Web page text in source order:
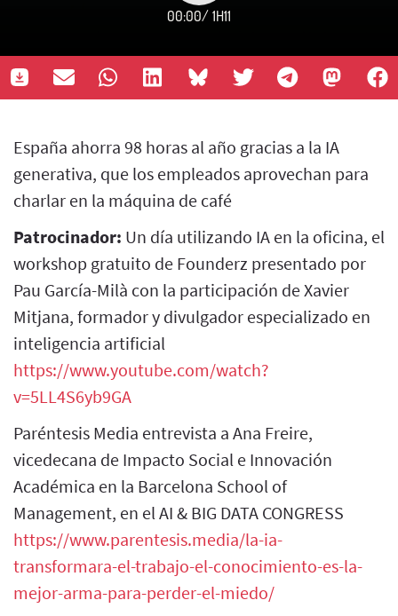
00:00/ 1H11
España ahorra 98 horas al año gracias a la IA
generativa, que los empleados aprovechan para
charlar en la máquina de café
Patrocinador: Un día utilizando IA en la oficina, el
workshop gratuito de Founderz presentado por
Pau García-Milà con la participación de Xavier
Mitjana, formador y divulgador especializado en
inteligencia artificial
https://www.youtube.com/watch?
v=5LL4S6yb9GA
Paréntesis Media entrevista a Ana Freire,
vicedecana de Impacto Social e Innovación
Académica en la Barcelona School of
Management, en el AI & BIG DATA CONGRESS
https://www.parentesis.media/la-ia-
transformara-el-trabajo-el-conocimiento-es-la-
mejor-arma-para-perder-el-miedo/